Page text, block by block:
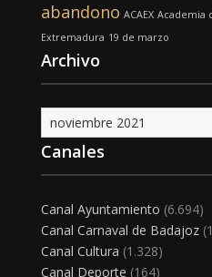
abandono ACAEX Academia
Extremadura 19 de marzo
Archivo
Archivo
Canales
Canal Ayuntamiento (6.694)
Canal Carnaval de Badajoz
Canal Cultura (1.328)
Canal Deporte (164)